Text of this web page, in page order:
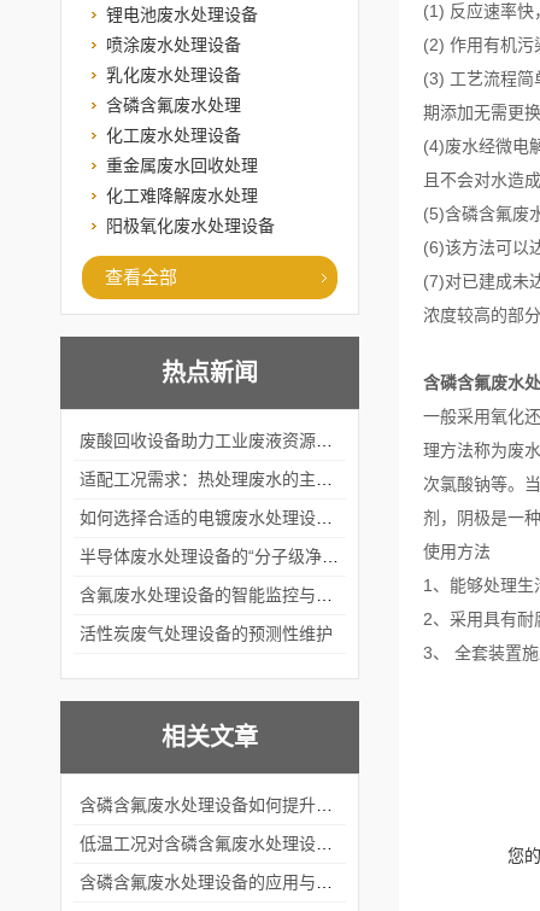
锂电池废水处理设备
喷涂废水处理设备
乳化废水处理设备
含磷含氟废水处理
化工废水处理设备
重金属废水回收处理
化工难降解废水处理
阳极氧化废水处理设备
查看全部
热点新闻
活性炭废气处理设备的预测性维护
相关文章
(1) 反应速率快
(2) 作用有机污
(3) 工艺流程简
期添加无需更
(4)废水经微电
且不会对水造
(5)含磷含氟废
(6)该方法可以
(7)对已建成未
浓度较高的部
含磷含氟废水
一般采用氧化
理方法称为废
次氯酸钠等。
剂，阴极是一
使用方法
1、能够处理
2、采用具有
3、 全套装置
您